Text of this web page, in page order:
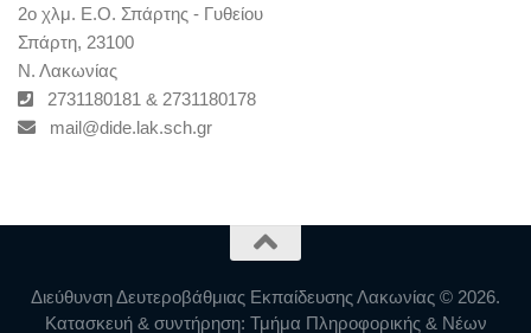
2ο χλμ. Ε.Ο. Σπάρτης - Γυθείου
Σπάρτη, 23100
Ν. Λακωνίας
2731180181 & 2731180178
mail@dide.lak.sch.gr
Διεύθυνση Δευτεροβάθμιας Εκπαίδευσης Λακωνίας © 2026.
Κατασκευή & συντήρηση: Τμήμα Πληροφορικής & Νέων